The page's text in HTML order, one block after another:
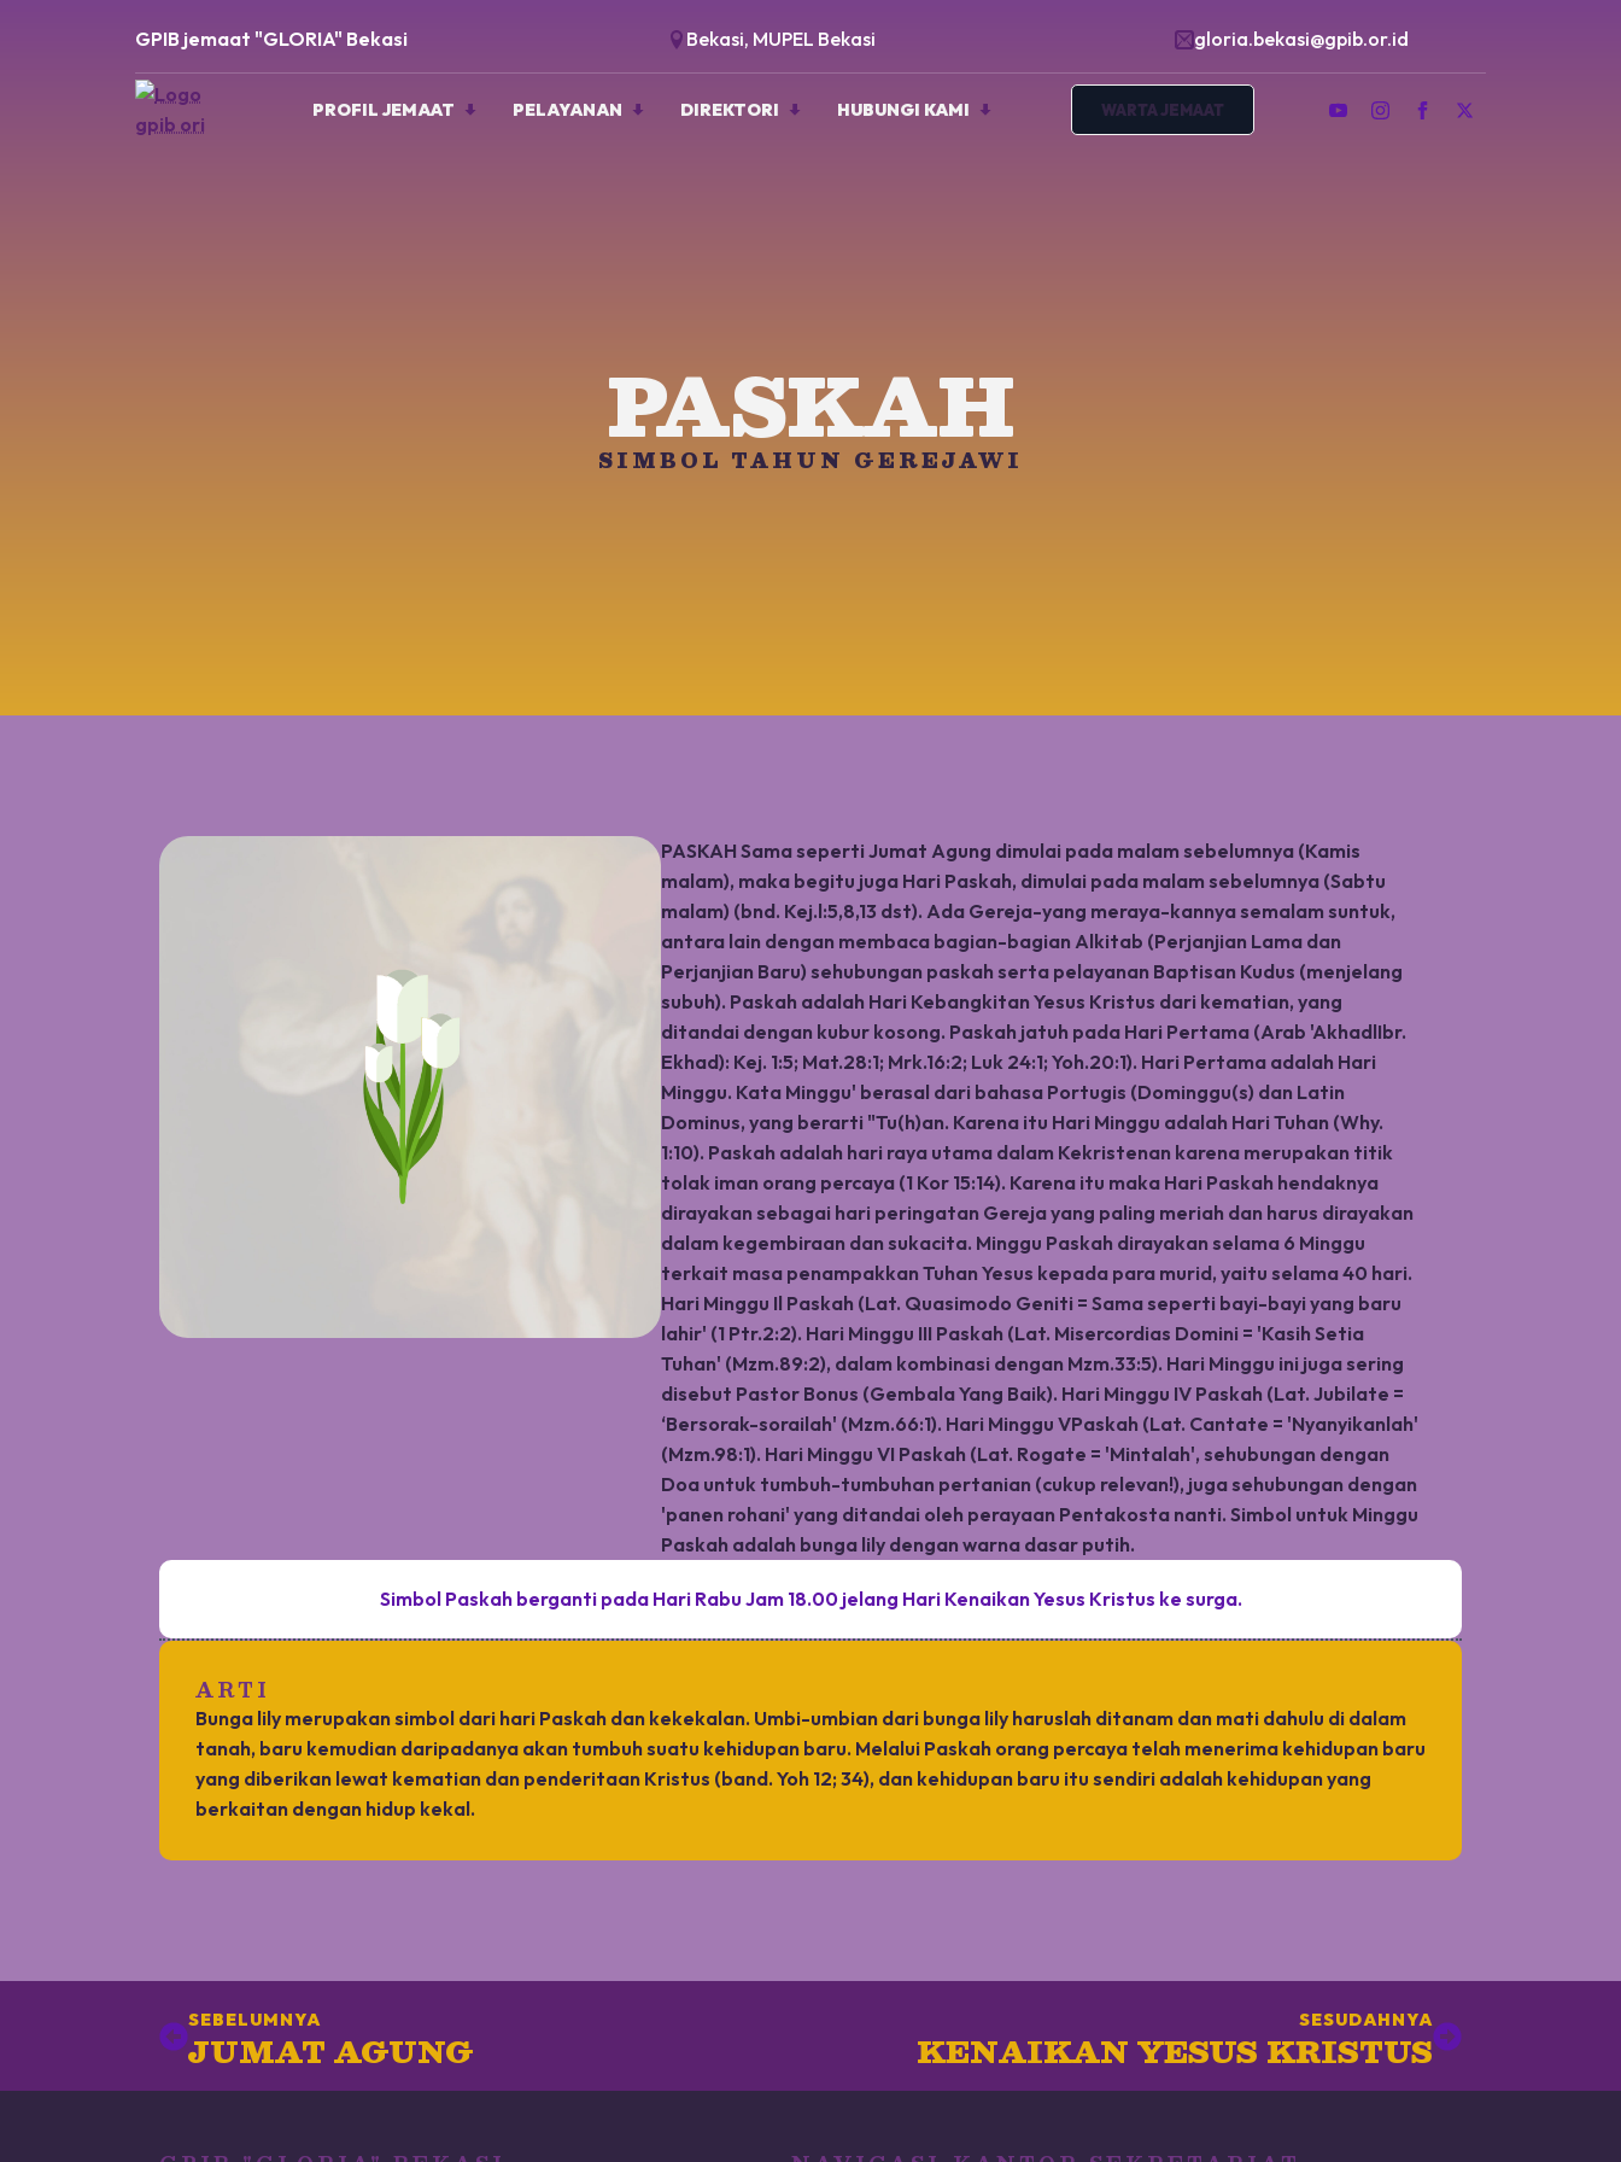
GPIB jemaat "GLORIA" Bekasi Bekasi, MUPEL Bekasi gloria.bekasi@gpib.or.id
PROFIL JEMAAT PELAYANAN DIREKTORI HUBUNGI KAMI WARTA JEMAAT
PASKAH
SIMBOL TAHUN GEREJAWI
PASKAH Sama seperti Jumat Agung dimulai pada malam sebelumnya (Kamis
malam), maka begitu juga Hari Paskah, dimulai pada malam sebelumnya (Sabtu
malam) (bnd. Kej.l:5,8,13 dst). Ada Gereja-yang meraya-kannya semalam suntuk,
antara lain dengan membaca bagian-bagian Alkitab (Perjanjian Lama dan
Perjanjian Baru) sehubungan paskah serta pelayanan Baptisan Kudus (menjelang
subuh). Paskah adalah Hari Kebangkitan Yesus Kristus dari kematian, yang
ditandai dengan kubur kosong. Paskah jatuh pada Hari Pertama (Arab 'AkhadlIbr.
Ekhad): Kej. 1:5; Mat.28:1; Mrk.16:2; Luk 24:1; Yoh.20:1). Hari Pertama adalah Hari
Minggu. Kata Minggu' berasal dari bahasa Portugis (Dominggu(s) dan Latin
Dominus, yang berarti "Tu(h)an. Karena itu Hari Minggu adalah Hari Tuhan (Why.
1:10). Paskah adalah hari raya utama dalam Kekristenan karena merupakan titik
tolak iman orang percaya (1 Kor 15:14). Karena itu maka Hari Paskah hendaknya
dirayakan sebagai hari peringatan Gereja yang paling meriah dan harus dirayakan
dalam kegembiraan dan sukacita. Minggu Paskah dirayakan selama 6 Minggu
terkait masa penampakkan Tuhan Yesus kepada para murid, yaitu selama 40 hari.
Hari Minggu Il Paskah (Lat. Quasimodo Geniti = Sama seperti bayi-bayi yang baru
lahir' (1 Ptr.2:2). Hari Minggu III Paskah (Lat. Misercordias Domini = 'Kasih Setia
Tuhan' (Mzm.89:2), dalam kombinasi dengan Mzm.33:5). Hari Minggu ini juga sering
disebut Pastor Bonus (Gembala Yang Baik). Hari Minggu IV Paskah (Lat. Jubilate =
‘Bersorak-sorailah' (Mzm.66:1). Hari Minggu VPaskah (Lat. Cantate = 'Nyanyikanlah'
(Mzm.98:1). Hari Minggu VI Paskah (Lat. Rogate = 'Mintalah', sehubungan dengan
Doa untuk tumbuh-tumbuhan pertanian (cukup relevan!), juga sehubungan dengan
'panen rohani' yang ditandai oleh perayaan Pentakosta nanti. Simbol untuk Minggu
Paskah adalah bunga lily dengan warna dasar putih.
Simbol Paskah berganti pada Hari Rabu Jam 18.00 jelang Hari Kenaikan Yesus Kristus ke surga.
ARTI
Bunga lily merupakan simbol dari hari Paskah dan kekekalan. Umbi-umbian dari bunga lily haruslah ditanam dan mati dahulu di dalam
tanah, baru kemudian daripadanya akan tumbuh suatu kehidupan baru. Melalui Paskah orang percaya telah menerima kehidupan baru
yang diberikan lewat kematian dan penderitaan Kristus (band. Yoh 12; 34), dan kehidupan baru itu sendiri adalah kehidupan yang
berkaitan dengan hidup kekal.
SEBELUMNYA
JUMAT AGUNG
SESUDAHNYA
KENAIKAN YESUS KRISTUS